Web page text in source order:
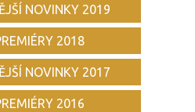
NOVINKY 2019
2018
NOVINKY 2017
2016